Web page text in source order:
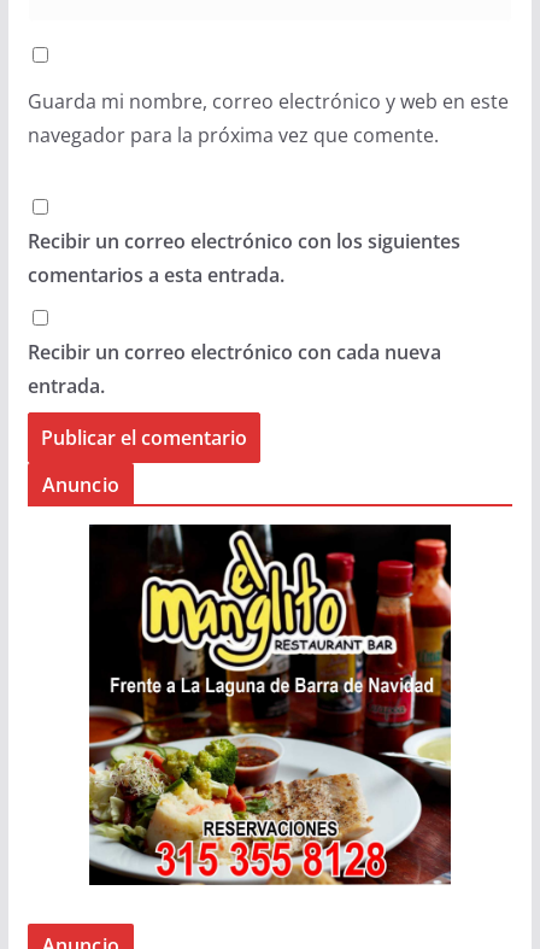
Guarda mi nombre, correo electrónico y web en este
navegador para la próxima vez que comente.
Recibir un correo electrónico con los siguientes
comentarios a esta entrada.
Recibir un correo electrónico con cada nueva
entrada.
Anuncio